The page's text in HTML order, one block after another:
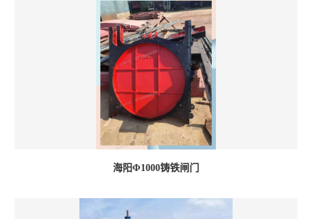
海阳Φ1000铸铁闸门